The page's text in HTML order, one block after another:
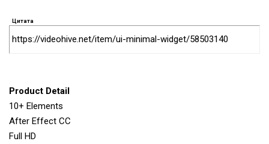
Цитата
https://videohive.net/item/ui-minimal-widget/58503140
Product Detail
10+ Elements
After Effect CC
Full HD